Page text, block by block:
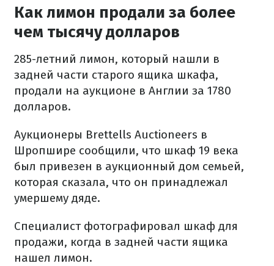
Как лимон продали за более
чем тысячу долларов
285-летний лимон, который нашли в
задней части старого ящика шкафа,
продали на аукционе в Англии за 1780
долларов.
Аукционеры Brettells Auctioneers в
Шропшире сообщили, что шкаф 19 века
был привезен в аукционный дом семьей,
которая сказала, что он принадлежал
умершему дяде.
Специалист фотографировал шкаф для
продажи, когда в задней части ящика
нашел лимон.